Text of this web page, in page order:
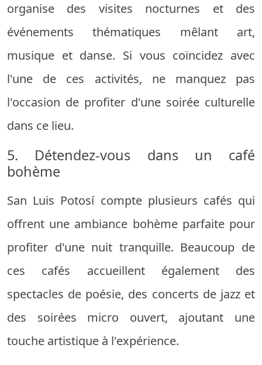
organise des visites nocturnes et des
événements thématiques mêlant art,
musique et danse. Si vous coïncidez avec
l'une de ces activités, ne manquez pas
l'occasion de profiter d'une soirée culturelle
dans ce lieu.
5. Détendez-vous dans un café
bohème
San Luis Potosí compte plusieurs cafés qui
offrent une ambiance bohème parfaite pour
profiter d'une nuit tranquille. Beaucoup de
ces cafés accueillent également des
spectacles de poésie, des concerts de jazz et
des soirées micro ouvert, ajoutant une
touche artistique à l'expérience.